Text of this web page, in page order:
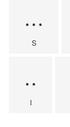
···
S
··
I